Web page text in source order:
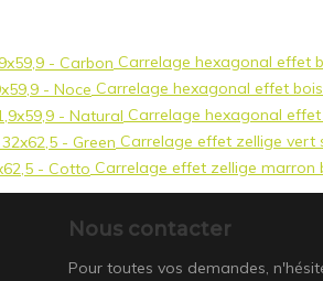
Carrelage hexagonal effet
Carrelage hexagonal effet
Carrelage hexagonal
Carrelage effet zellige vert
Carrelage effet zellige marron
Nous contacter
Pour toutes vos demandes,